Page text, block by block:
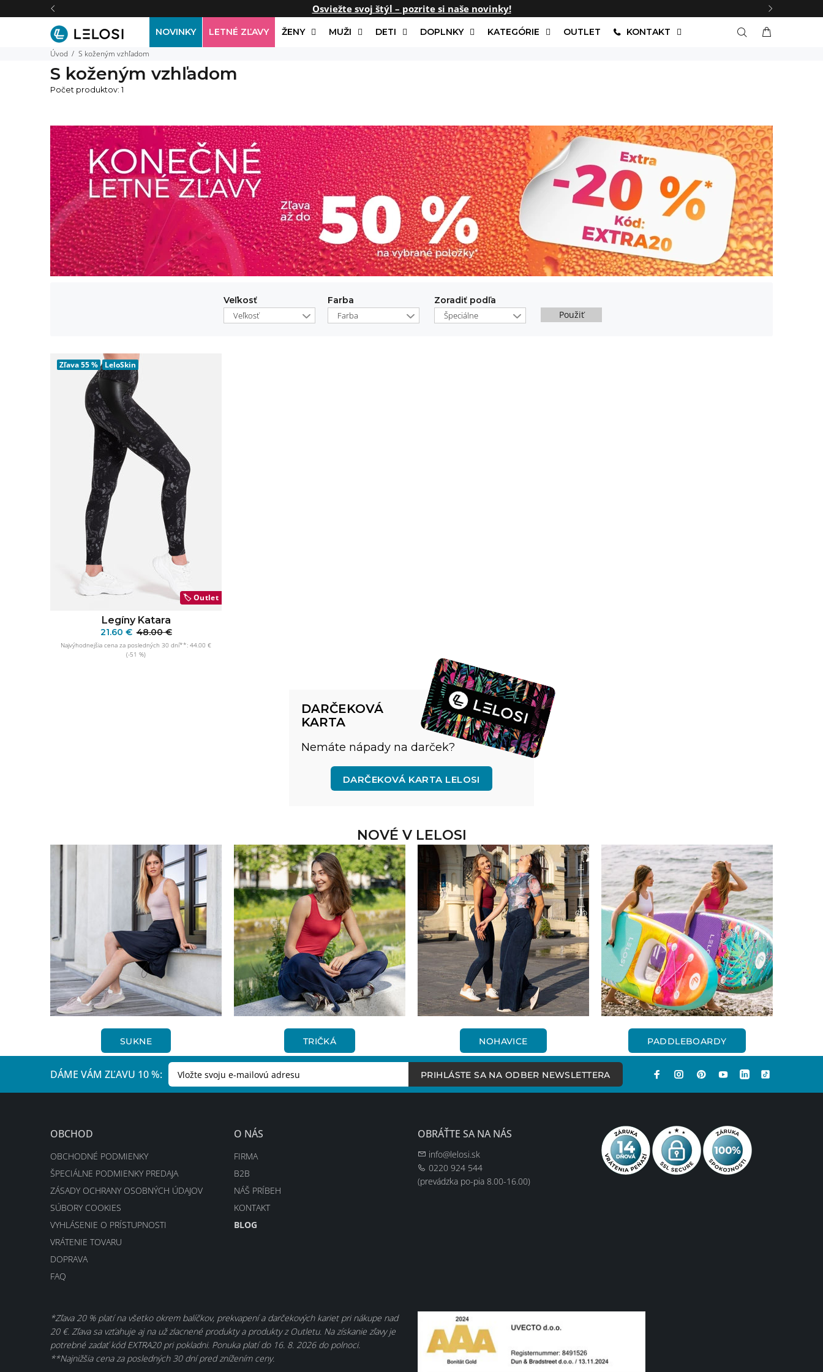
Osviežte svoj štýl – pozrite si naše novinky!
NOVINKY LETNÉ ZĽAVY ŽENY MUŽI DETI DOPLNKY KATEGÓRIE OUTLET KONTAKT
Úvod S koženým vzhľadom
S koženým vzhľadom
Počet produktov: 1
Veľkosť
Veľkosť
Farba
Farba
Zoradiť podľa
Špeciálne
Použiť
Zľava55 % LeloSkin
🏷️Outlet
Legíny Katara
21.60 € 48.00 €
Najvýhodnejšia cena za posledných 30 dní**: 44.00 €
(-51 %)
DARČEKOVÁ
KARTA
Nemáte nápady na darček?
DARČEKOVÁ KARTA LELOSI
NOVÉ V LELOSI
SUKNE TRIČKÁ NOHAVICE PADDLEBOARDY
DÁME VÁM ZĽAVU 10 %: PRIHLÁSTE SA NA ODBER NEWSLETTERA
OBCHOD
OBCHODNÉ PODMIENKY
ŠPECIÁLNE PODMIENKY PREDAJA
ZÁSADY OCHRANY OSOBNÝCH ÚDAJOV
SÚBORY COOKIES
VYHLÁSENIE O PRÍSTUPNOSTI
VRÁTENIE TOVARU
DOPRAVA
FAQ
O NÁS
FIRMA
B2B
NÁŠ PRÍBEH
KONTAKT
BLOG
OBRÁŤTE SA NA NÁS
info@lelosi.sk
0220 924 544
(prevádzka po-pia 8.00-16.00)
*Zľava 20 % platí na všetko okrem balíčkov, prekvapení a darčekových kariet pri nákupe nad
20 €. Zľava sa vzťahuje aj na už zlacnené produkty a produkty z Outletu. Na získanie zľavy je
potrebné zadať kód EXTRA20 pri pokladni. Ponuka platí do 16. 8. 2026 do polnoci.
**Najnižšia cena za posledných 30 dní pred znížením ceny.